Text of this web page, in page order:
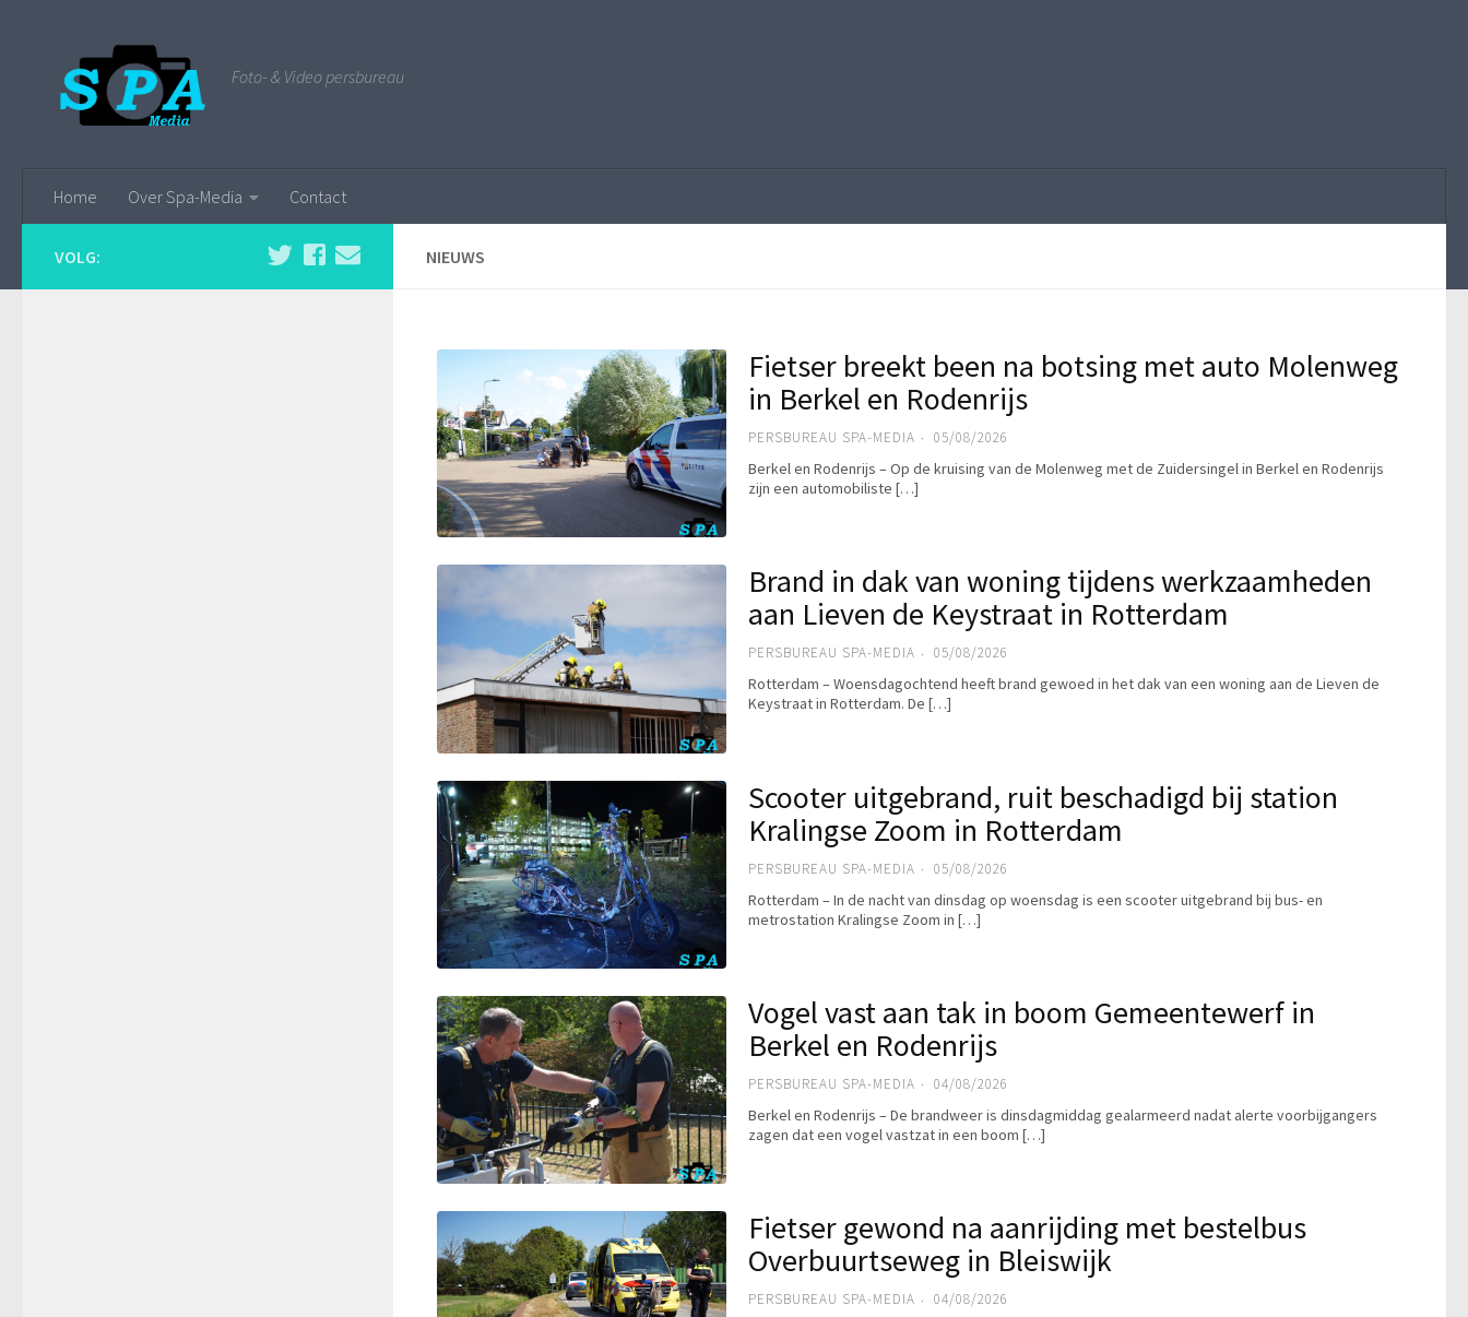
Foto- & Video persbureau
Home Over Spa-Media Contact
NIEUWS
Fietser breekt been na botsing met auto Molenweg
in Berkel en Rodenrijs
PERSBUREAU SPA-MEDIA 05/08/2026
Berkel en Rodenrijs – Op de kruising van de Molenweg met de Zuidersingel in Berkel en Rodenrijs
zijn een automobiliste […]
Brand in dak van woning tijdens werkzaamheden
aan Lieven de Keystraat in Rotterdam
PERSBUREAU SPA-MEDIA 05/08/2026
Rotterdam – Woensdagochtend heeft brand gewoed in het dak van een woning aan de Lieven de
Keystraat in Rotterdam. De […]
Scooter uitgebrand, ruit beschadigd bij station
Kralingse Zoom in Rotterdam
PERSBUREAU SPA-MEDIA 05/08/2026
Rotterdam – In de nacht van dinsdag op woensdag is een scooter uitgebrand bij bus- en
metrostation Kralingse Zoom in […]
Vogel vast aan tak in boom Gemeentewerf in
Berkel en Rodenrijs
PERSBUREAU SPA-MEDIA 04/08/2026
Berkel en Rodenrijs – De brandweer is dinsdagmiddag gealarmeerd nadat alerte voorbijgangers
zagen dat een vogel vastzat in een boom […]
Fietser gewond na aanrijding met bestelbus
Overbuurtseweg in Bleiswijk
PERSBUREAU SPA-MEDIA 04/08/2026
VOLG: